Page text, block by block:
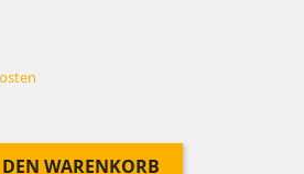
WARENKORB